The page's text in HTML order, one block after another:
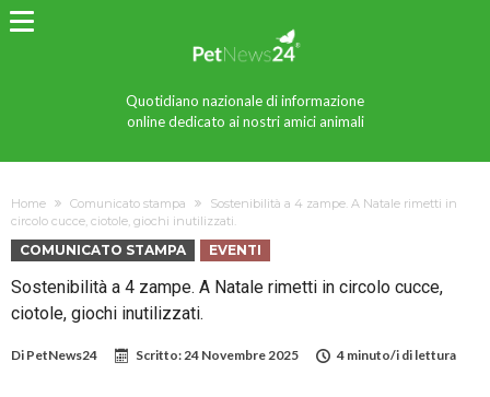
Quotidiano nazionale di informazione
online dedicato ai nostri amici animali
Home Comunicato stampa
Sostenibilità a 4 zampe. A Natale rimetti in
circolo cucce, ciotole, giochi inutilizzati.
COMUNICATO STAMPA EVENTI
Sostenibilità a 4 zampe. A Natale rimetti in circolo cucce,
ciotole, giochi inutilizzati.
Di PetNews24 Scritto:24 Novembre 2025 4 minuto/i di lettura